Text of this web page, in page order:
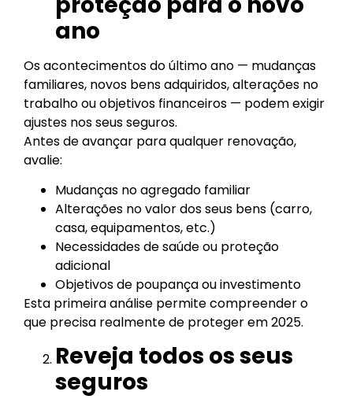
ano
Os acontecimentos do último ano — mudanças
familiares, novos bens adquiridos, alterações no
trabalho ou objetivos financeiros — podem exigir
ajustes nos seus seguros.
Antes de avançar para qualquer renovação,
avalie:
Mudanças no agregado familiar
Alterações no valor dos seus bens (carro,
casa, equipamentos, etc.)
Necessidades de saúde ou proteção
adicional
Objetivos de poupança ou investimento
Esta primeira análise permite compreender o
que precisa realmente de proteger em 2025.
Reveja todos os seus
seguros